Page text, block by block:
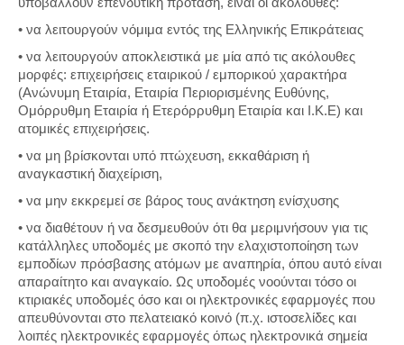
• να λειτουργούν νόμιμα εντός της Ελληνικής Επικράτειας
• να λειτουργούν αποκλειστικά με μία από τις ακόλουθες
μορφές: επιχειρήσεις εταιρικού / εμπορικού χαρακτήρα
(Ανώνυμη Εταιρία, Εταιρία Περιορισμένης Ευθύνης,
Ομόρρυθμη Εταιρία ή Ετερόρρυθμη Εταιρία και Ι.Κ.Ε) και
ατομικές επιχειρήσεις.
• να μη βρίσκονται υπό πτώχευση, εκκαθάριση ή
αναγκαστική διαχείριση,
• να μην εκκρεμεί σε βάρος τους ανάκτηση ενίσχυσης
• να διαθέτουν ή να δεσμευθούν ότι θα μεριμνήσουν για τις
κατάλληλες υποδομές με σκοπό την ελαχιστοποίηση των
εμποδίων πρόσβασης ατόμων με αναπηρία, όπου αυτό είναι
απαραίτητο και αναγκαίο. Ως υποδομές νοούνται τόσο οι
κτιριακές υποδομές όσο και οι ηλεκτρονικές εφαρμογές που
απευθύνονται στο πελατειακό κοινό (π.χ. ιστοσελίδες και
λοιπές ηλεκτρονικές εφαρμογές όπως ηλεκτρονικά σημεία